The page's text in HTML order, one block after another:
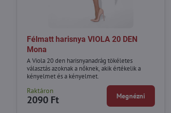
Félmatt harisnya VIOLA 20 DEN
Mona
A Viola 20 den harisnyanadrág tökéletes
választás azoknak a nőknek, akik értékelik a
kényelmet és a kényelmet.
Raktáron
2090 Ft Megnézni